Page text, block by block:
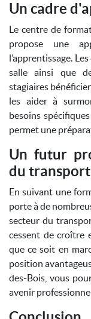
Un cadre
Le centre de
propose une
l’apprentissage.
salle ainsi que
stagiaires
les aider à
besoins
permet une
Un futur
du transport
En suivant une
porte à de
secteur du
cessent de croître
que ce soit en
position
des-Bois, vous
avenir